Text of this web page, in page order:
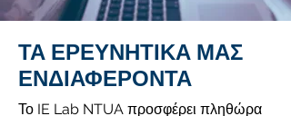
ΤΑ ΕΡΕΥΝΗΤΙΚΑ ΜΑΣ
ΕΝΔΙΑΦΕΡΟΝΤΑ
Το IE Lab NTUA προσφέρει πληθώρα